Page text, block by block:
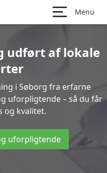
Menu
udført af lokale
i Søborg fra erfarne
uforpligtende – så du får
og kvalitet.
uforpligtende